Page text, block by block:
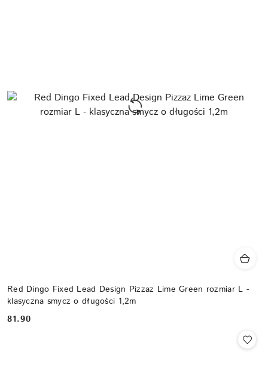
Red Dingo Fixed Lead Design Pizzaz Lime Green rozmiar L -
klasyczna smycz o długości 1,2m
Cena:
81.90